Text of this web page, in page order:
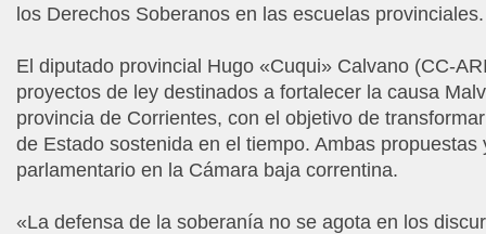
los Derechos Soberanos en las escuelas provinciales.
El diputado provincial Hugo «Cuqui» Calvano (CC-
proyectos de ley destinados a fortalecer la causa
provincia de Corrientes, con el objetivo de
de Estado sostenida en el tiempo. Ambas propuestas
parlamentario en la Cámara baja correntina.
«La defensa de la soberanía no se agota en los